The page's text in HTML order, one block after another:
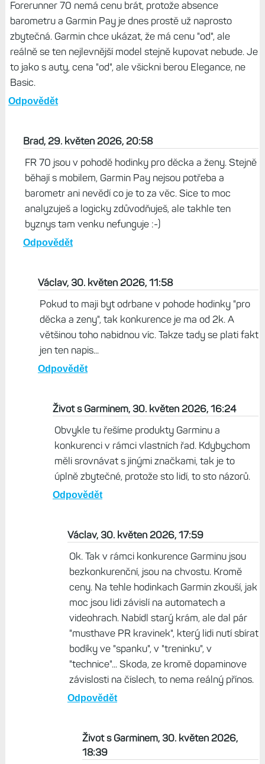
Také to nemám jak otestovat, ale v seznamu
připojitelných senzorů uvedený je. Je ale zajímavé, že
třeba na F8 Pro to mám uvedené jako nožní snímač,
zatímco na FR 170 jako krokoměr.
Odpovědět
Toto jsou něco jako první rozumné hodinky Garminu,
barometru a Garmin Pay je dnes prostě už naprosto
zbytečná. Garmin chce ukázat, že má cenu "od", ale
reálně se ten nejlevnější model stejně kupovat nebude. Je
to jako s auty, cena "od", ale všickni berou Elegance, ne
Basic.
Odpovědět
Brad, 29. květen 2026, 20:58
FR 70 jsou v pohodě hodinky pro děcka a ženy. Stejně
běhají s mobilem, Garmin Pay nejsou potřeba a
barometr ani nevědí co je to za věc. Sice to moc
analyzuješ a logicky zdůvodňuješ, ale takhle ten
byznys tam venku nefunguje :-)
Václav, 30. květen 2026, 11:58
Pokud to maji byt odrbane v pohode hodinky "pro
děcka a zeny", tak konkurence je ma od 2k. A
většinou toho nabidnou víc. Takze tady se plati fakt
jen ten napis...
Život s Garminem, 30. květen 2026, 16:24
Obvykle tu řešíme produkty Garminu a
konkurenci v rámci vlastních řad. Kdybychom
měli srovnávat s jinými značkami, tak je to
úplně zbytečné, protože sto lidí, to sto názorů.
Odpovědět
Václav, 30. květen 2026, 17:59
Ok. Tak v rámci konkurence Garminu jsou
ceny. Na tehle hodinkach Garmin zkouší, jak
moc jsou lidi závislí na automatech a